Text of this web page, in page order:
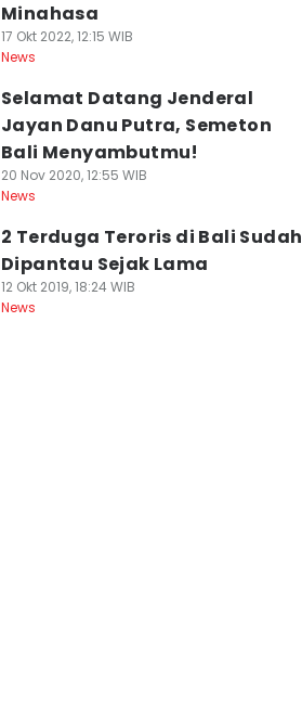
Minahasa
17 Okt 2022, 12:15 WIB
News
Selamat Datang Jenderal
Jayan Danu Putra, Semeton
Bali Menyambutmu!
20 Nov 2020, 12:55 WIB
News
2 Terduga Teroris di Bali Sudah
Dipantau Sejak Lama
12 Okt 2019, 18:24 WIB
News